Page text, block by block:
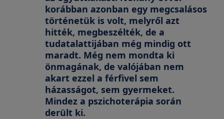
korábban azonban egy megcsalásos
történetük is volt, melyről azt
hitték, megbeszélték, de a
tudatalattijában még mindig ott
maradt. Még nem mondta ki
önmagának, de valójában nem
akart ezzel a férfivel sem
házasságot, sem gyermeket.
Mindez a pszichoterápia során
derült ki.